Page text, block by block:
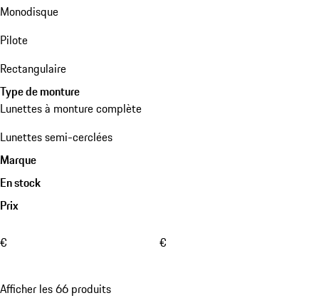
Monodisque
Pilote
Rectangulaire
Type de monture
Lunettes à monture complète
Lunettes semi-cerclées
Marque
En stock
Prix
€ €
Afficher les 66 produits